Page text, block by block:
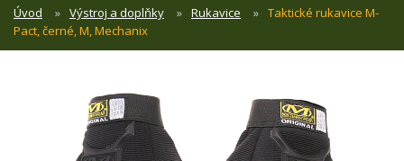
Úvod Výstroj a doplňky Rukavice
Taktické rukavice M-
Pact, černé, M, Mechanix